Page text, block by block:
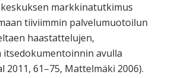
markkinatutkimus
tiiviimmin palvelumuotoilun
haastattelujen,
itsedokumentoinnin avulla
2011, 61–75, Mattelmäki 2006).